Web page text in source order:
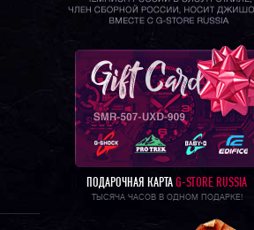
ПОДАРОЧНАЯ КАРТА G-STORE RUSSIA
ТЫСЯЧА ЧАСОВ В ОДНОМ ПОДАРКЕ!